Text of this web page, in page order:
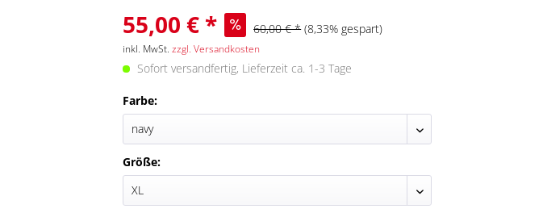
55,00 € * 60,00 € * (8,33% gespart)
inkl. MwSt.zzgl. Versandkosten
Sofort versandfertig, Lieferzeit ca. 1-3 Tage
Farbe:
Größe: